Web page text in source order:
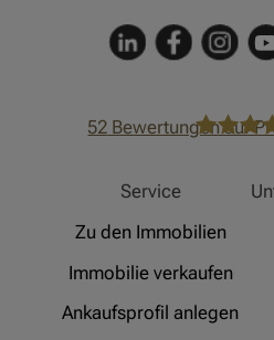
52 Bewertungen auf
Service
Zu den Immobilien
Immobilie verkaufen
Ankaufsprofil anlegen